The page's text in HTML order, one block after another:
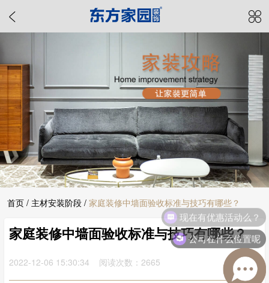
首页 / 主材安装阶段 / 家庭装修中墙面验收标准与技巧有哪些？
家庭装修中墙面验收标准与技巧有哪些？
2022-12-06 15:30:34 阅读次数：2665
现在有优惠活动么？
公司在什么位置呢